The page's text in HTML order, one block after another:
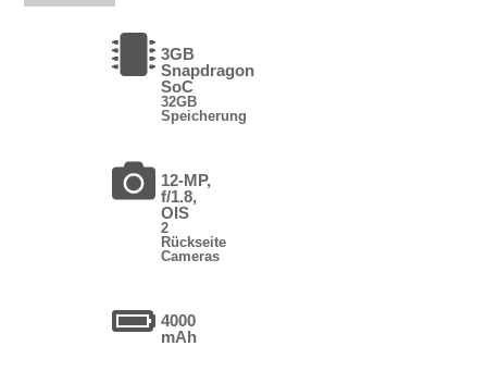
3GB
Snapdragon
SoC
32GB
Speicherung
12-MP,
f/1.8,
OIS
2
Rückseite
Cameras
4000
mAh